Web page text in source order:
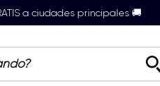
a ciudades principales 🚚